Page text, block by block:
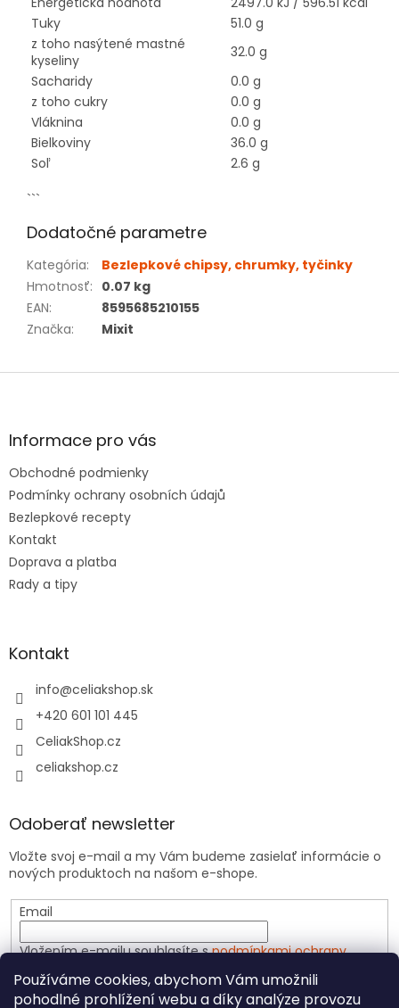
Používáme cookies, abychom Vám umožnili
pohodlné prohlížení webu a díky analýze provozu
Tuky
51.0 g
z toho nasýtené mastné
kyseliny
32.0 g
Sacharidy
0.0 g
z toho cukry
0.0 g
Vláknina
0.0 g
Bielkoviny
36.0 g
Soľ
2.6 g
```
Dodatočné parametre
Kategória:
Bezlepkové chipsy, chrumky, tyčinky
Hmotnosť: 0.07 kg
EAN:
8595685210155
Značka: Mixit
Z
ä
e
Informace pro vás
Obchodné podmienky
Podmínky ochrany osobních údajů
Bezlepkové recepty
Kontakt
Doprava a platba
Rady a tipy
Kontakt
info@celiakshop.sk
+420 601 101 445
CeliakShop.cz
celiakshop.cz
Odoberať newsletter
Vložte svoj e-mail a my Vám budeme zasielať informácie o
nových produktoch na našom e-shope.
Email
Vložením e-mailu souhlasíte spodmínkami ochrany